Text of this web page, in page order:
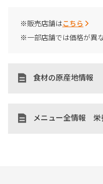
※販売店舗はこちら
※一部店舗では価格が異な
食材の原産地情報
メニュー全情報 栄